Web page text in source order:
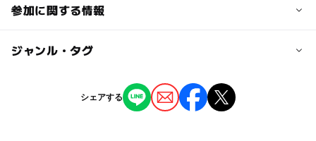
参加に関する情報
定員詳細
ジャンル・タグ
シェアする